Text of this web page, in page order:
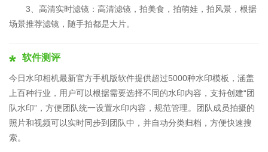
3、高清实时滤镜：高清滤镜，拍美食，拍萌娃，拍风景，根据
场景推荐滤镜，随手拍都是大片。
软件测评
今日水印相机最新官方手机版软件提供超过5000种水印模板，涵盖
上百种行业，用户可以根据需要选择不同的水印内容，支持创建“团
队水印”，方便团队统一设置水印内容，规范管理。团队成员拍摄的
照片和视频可以实时同步到团队中，并自动分类归档，方便快速搜
索。